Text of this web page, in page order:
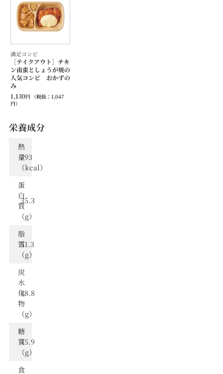
満足コンビ
［テイクアウト］チキ
ン南蛮としょうが焼の
人気コンビ おかずの
み
1,130円 （税抜：1,047
円）
栄養成分
熱
量
（kcal）
793
蛋
⽩
質
（g）
35.3
脂
質
（g）
51.3
炭
⽔
化
物
（g）
48.8
糖
質
（g）
45.9
食